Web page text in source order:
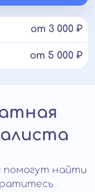
от 3 000 ₽
от 5 000 ₽
помогут найти